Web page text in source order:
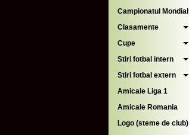
Campionatul Mondial
Clasamente
Cupe
Stiri fotbal intern
Stiri fotbal extern
Amicale Liga 1
Amicale Romania
Logo (steme de club)